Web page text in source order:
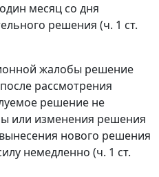
месяц со дня
решения (ч. 1 ст.
жалобы решение
рассмотрения
решение не
или изменения решения
нового решения
немедленно (ч. 1 ст.